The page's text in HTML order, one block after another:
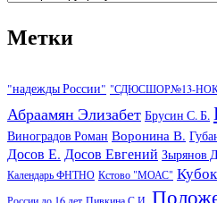
Метки
"надежды России" "СДЮСШОР№13-
Абраамян Элизабет Брусин С. Б.
Виноградов Роман Воронина В.
Досов Е. Досов Евгений Зырянов
Календарь ФНТНО Кстово "МОАС"